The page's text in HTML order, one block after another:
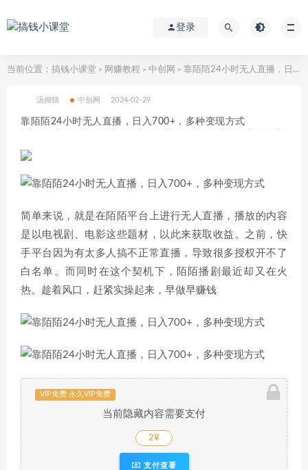
登录
当前位置： 搞钱小课堂 > 网赚教程 > 中创网 > 靠陌陌24小时无人直播，日入700+，多种变现方式
汤姆猫 中创网 2024-02-29
靠陌陌24小时无人直播，日入700+，多种变现方式
简单来说，就是在陌陌平台上进行无人直播，播放的内容
是以电视剧、电影这些题材，以此来获取收益。之前，快
手平台因为有太多人搞不正常直播，导致很多授权开不了
白名单。而同时在这个契机下，陌陌播剧最近却又在火
热。趁着风口，赶紧实操起来，早做早赚钱
VIP免费 永久VIP免费
当前隐藏内容需要支付
2¥
支付查看